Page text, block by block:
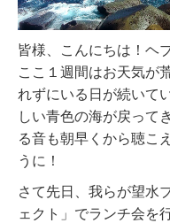
皆様、こんにちは！ヘ
ここ１週間はお天気が
れずにいる日が続いて
しい青色の海が戻って
る音も朝早くから聴こ
うに！
さて先日、我らが望水
ェクト」でランチ会を